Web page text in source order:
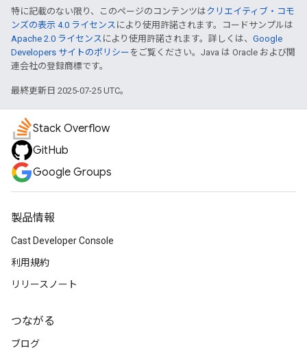
特に記載のない限り、このページのコンテンツはクリエイティブ・コモ
ンズの表示 4.0 ライセンス により使用許諾されます。コードサンプルは
Apache 2.0 ライセンス により使用許諾されます。詳しくは、 Google
Developers サイトのポリシー をご覧ください。Java は Oracle および関
連会社の登録商標です。
最終更新日 2025-07-25 UTC。
Stack Overflow
GitHub
Google Groups
製品情報
Cast Developer Console
利用規約
リリースノート
つながる
ブログ